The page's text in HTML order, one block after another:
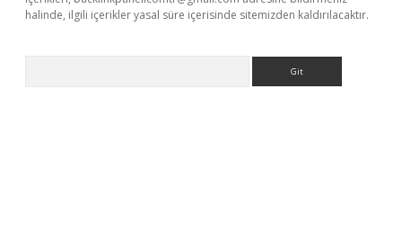
halinde, ilgili içerikler yasal süre içerisinde sitemizden kaldırılacaktır.